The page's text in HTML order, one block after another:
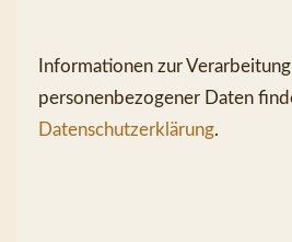
Informationen zur Verarbeitung
Datenschutzerklärung.